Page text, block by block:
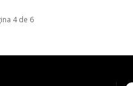
4 de 6